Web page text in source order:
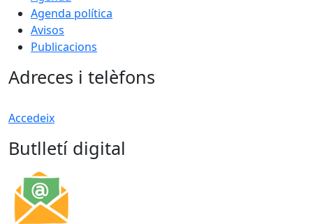
Agenda política
Avisos
Publicacions
Adreces i telèfons
Accedeix
Butlletí digital